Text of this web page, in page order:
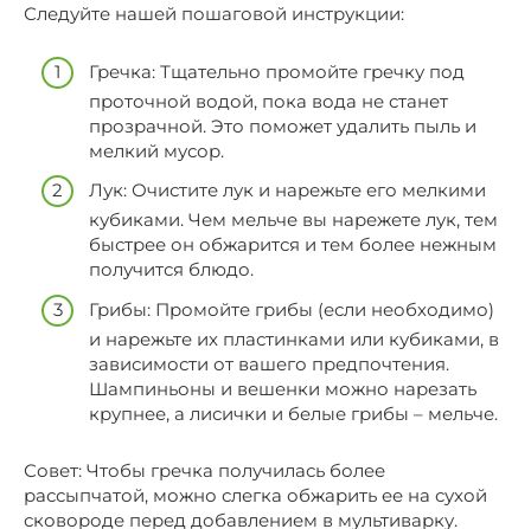
Следуйте нашей пошаговой инструкции:
Гречка: Тщательно промойте гречку под
проточной водой, пока вода не станет
прозрачной. Это поможет удалить пыль и
мелкий мусор.
Лук: Очистите лук и нарежьте его мелкими
кубиками. Чем мельче вы нарежете лук, тем
быстрее он обжарится и тем более нежным
получится блюдо.
Грибы: Промойте грибы (если необходимо)
и нарежьте их пластинками или кубиками, в
зависимости от вашего предпочтения.
Шампиньоны и вешенки можно нарезать
крупнее, а лисички и белые грибы – мельче.
Совет: Чтобы гречка получилась более
рассыпчатой, можно слегка обжарить ее на сухой
сковороде перед добавлением в мультиварку.